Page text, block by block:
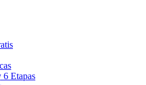
6 Etapas